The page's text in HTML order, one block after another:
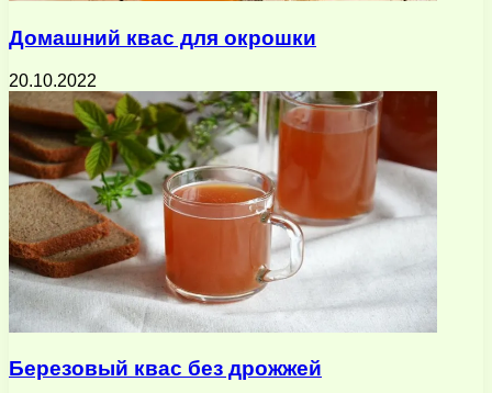
Домашний квас для окрошки
20.10.2022
Березовый квас без дрожжей